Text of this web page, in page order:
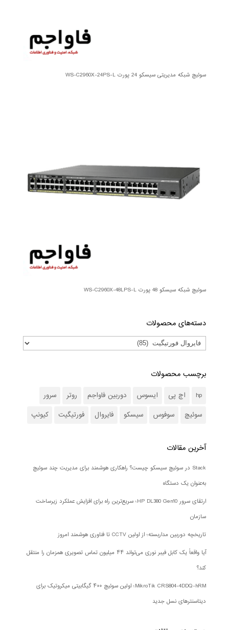
سوئیچ شبکه مدیریتی سیسکو 24 پورت WS-C2960X-24PS-L
سوئیچ شبکه سیسکو 48 پورت WS-C2960X-48LPS-L
دسته‌های محصولات
برچسب محصولات
hp اچ پی ایسوس دوربین فاواجم روتر
سرور
سوئیچ
سوفوس سیسکو فایروال فورتیگیت کیونپ
آخرین مقالات
Stack در سوئیچ سیسکو چیست؟ راهکاری هوشمند برای مدیریت چند سوئیچ
به‌عنوان یک دستگاه
ارتقای سرور HP DL380 Gen10؛ سریع‌ترین راه برای افزایش عملکرد زیرساخت
سازمان
تاریخچه دوربین مداربسته؛ از اولین CCTV تا فناوری هوشمند امروز
آیا واقعاً یک کابل فیبر نوری می‌تواند ۴۴ میلیون تماس تصویری همزمان را منتقل
کند؟
MikroTik CRS804-4DDQ-hRM؛ اولین سوئیچ ۴۰۰ گیگابیتی میکروتیک برای
دیتاسنترهای نسل جدید